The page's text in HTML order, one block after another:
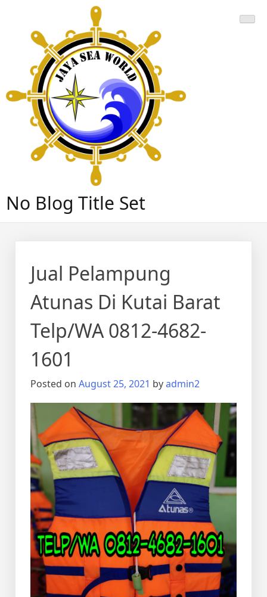
content
No Blog Title Set
Jual Pelampung
Atunas Di Kutai Barat
Telp/WA 0812-4682-
1601
Posted on August 25, 2021 byadmin2